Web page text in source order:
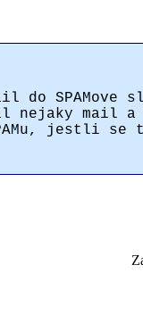
do SPAMove
nejaky mail a
jestli se